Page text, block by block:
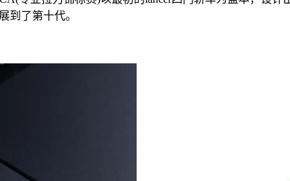
到了第十代。